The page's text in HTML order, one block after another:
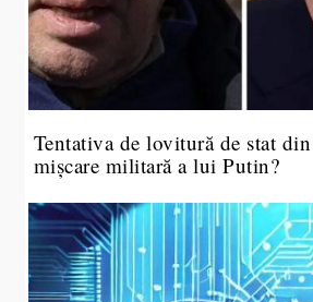
Tentativa de lovitură de stat
mișcare militară a lui Putin?